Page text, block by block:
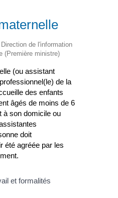
de l'information
(Première ministre)
(ou assistant
de la
des enfants
âgés de moins de 6
à son domicile ou
doit
été agréée par les
et formalités